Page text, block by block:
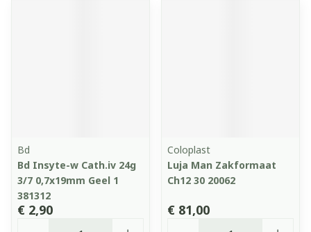
Bd
Bd Insyte-w Cath.iv 24g
3/7 0,7x19mm Geel 1
381312
€ 2,90
Coloplast
Luja Man Zakformaat
Ch12 30 20062
€ 81,00